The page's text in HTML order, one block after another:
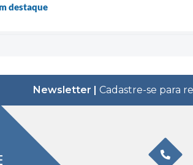
destaque
Newsletter | Cadastre-se para